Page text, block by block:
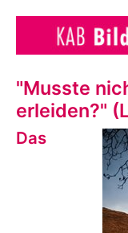
"Musste
erleiden?"
Das